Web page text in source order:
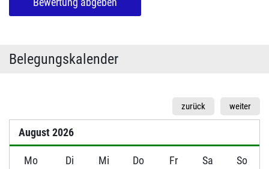
Belegungskalender
weiter
zurück
August2026
Mo Di Mi Do Fr Sa
So